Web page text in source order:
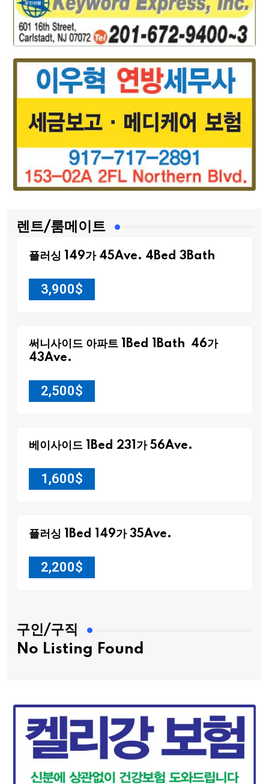
렌트/룸메이트
플러싱 149가 45Ave. 4Bed 3Bath
3,900$
써니사이드 아파트 1Bed 1Bath 46가
43Ave.
2,500$
베이사이드 1Bed 231가 56Ave.
1,600$
플러싱 1Bed 149가 35Ave.
2,200$
구인/구직
No Listing Found